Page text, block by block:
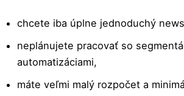
chcete iba úplne jednoduchý
neplánujete pracovať so
automatizáciami,
máte veľmi malý rozpočet a